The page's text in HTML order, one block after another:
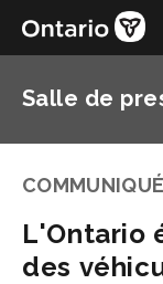
Salle de
COMMUNIQUÉ
L'Ontario
des